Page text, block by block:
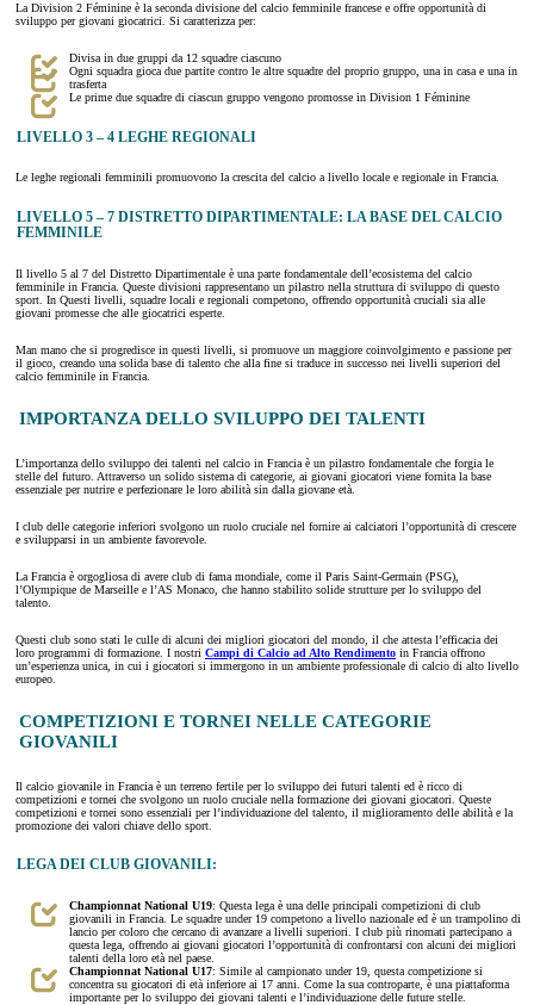
La Division 2 Féminine è la seconda divisione del calcio femminile francese e offre opportunità di
sviluppo per giovani giocatrici. Si caratterizza per:
Divisa in due gruppi da 12 squadre ciascuno
Ogni squadra gioca due partite contro le altre squadre del proprio gruppo, una in casa e una in
trasferta
Le prime due squadre di ciascun gruppo vengono promosse in Division 1 Féminine
LIVELLO 3 – 4 LEGHE REGIONALI
Le leghe regionali femminili promuovono la crescita del calcio a livello locale e regionale in Francia.
LIVELLO 5 – 7 DISTRETTO DIPARTIMENTALE: LA BASE DEL CALCIO
FEMMINILE
Il livello 5 al 7 del Distretto Dipartimentale è una parte fondamentale dell’ecosistema del calcio
femminile in Francia. Queste divisioni rappresentano un pilastro nella struttura di sviluppo di questo
sport. In Questi livelli, squadre locali e regionali competono, offrendo opportunità cruciali sia alle
giovani promesse che alle giocatrici esperte.
Man mano che si progredisce in questi livelli, si promuove un maggiore coinvolgimento e passione per
il gioco, creando una solida base di talento che alla fine si traduce in successo nei livelli superiori del
calcio femminile in Francia.
IMPORTANZA DELLO SVILUPPO DEI TALENTI
L’importanza dello sviluppo dei talenti nel calcio in Francia è un pilastro fondamentale che forgia le
stelle del futuro. Attraverso un solido sistema di categorie, ai giovani giocatori viene fornita la base
essenziale per nutrire e perfezionare le loro abilità sin dalla giovane età.
I club delle categorie inferiori svolgono un ruolo cruciale nel fornire ai calciatori l’opportunità di crescere
e svilupparsi in un ambiente favorevole.
La Francia è orgogliosa di avere club di fama mondiale, come il Paris Saint-Germain (PSG),
l’Olympique de Marseille e l’AS Monaco, che hanno stabilito solide strutture per lo sviluppo del
talento.
Questi club sono stati le culle di alcuni dei migliori giocatori del mondo, il che attesta l’efficacia dei
loro programmi di formazione. I nostri Campi di Calcio ad Alto Rendimento in Francia offrono
un’esperienza unica, in cui i giocatori si immergono in un ambiente professionale di calcio di alto livello
europeo.
COMPETIZIONI E TORNEI NELLE CATEGORIE
GIOVANILI
Il calcio giovanile in Francia è un terreno fertile per lo sviluppo dei futuri talenti ed è ricco di
competizioni e tornei che svolgono un ruolo cruciale nella formazione dei giovani giocatori. Queste
competizioni e tornei sono essenziali per l’individuazione del talento, il miglioramento delle abilità e la
promozione dei valori chiave dello sport.
LEGA DEI CLUB GIOVANILI:
Championnat National U19: Questa lega è una delle principali competizioni di club
giovanili in Francia. Le squadre under 19 competono a livello nazionale ed è un trampolino di
lancio per coloro che cercano di avanzare a livelli superiori. I club più rinomati partecipano a
questa lega, offrendo ai giovani giocatori l’opportunità di confrontarsi con alcuni dei migliori
talenti della loro età nel paese.
Championnat National U17: Simile al campionato under 19, questa competizione si
concentra su giocatori di età inferiore ai 17 anni. Come la sua controparte, è una piattaforma
importante per lo sviluppo dei giovani talenti e l’individuazione delle future stelle.